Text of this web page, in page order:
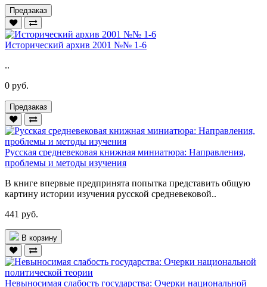
Предзаказ
Исторический архив 2001 №№ 1-6
..
0 руб.
Предзаказ
Русская средневековая книжная миниатюра: Направления,
проблемы и методы изучения
В книге впервые предпринята попытка представить общую
картину истории изучения русской средневековой..
441 руб.
В корзину
Невыносимая слабость государства: Очерки национальной